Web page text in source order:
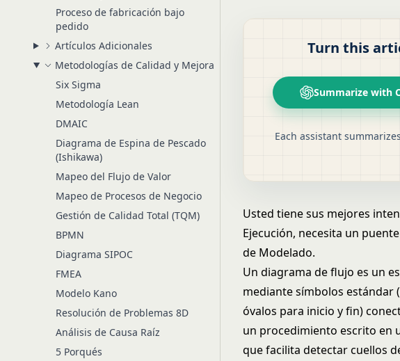
Proceso de fabricación bajo
pedido
Artículos Adicionales
Metodologías de Calidad y Mejora
Six Sigma
Metodología Lean
DMAIC
Diagrama de Espina de Pescado
(Ishikawa)
Mapeo del Flujo de Valor
Mapeo de Procesos de Negocio
Gestión de Calidad Total (TQM)
BPMN
Diagrama SIPOC
FMEA
Modelo Kano
Resolución de Problemas 8D
Análisis de Causa Raíz
5 Porqués
Turn this
Summarize with
Each assistant
Usted tiene sus mejores
Ejecución, necesita un
de Modelado.
Un diagrama de flujo es un
mediante símbolos estándar
óvalos para inicio y fin)
un procedimiento escrito en
que facilita detectar cuellos